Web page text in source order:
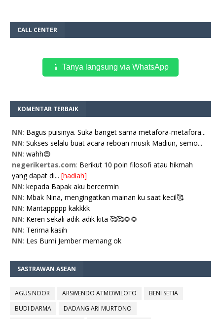
CALL CENTER
📱 Tanya langsung via WhatsApp
KOMENTAR TERBAIK
NN: Bagus puisinya. Suka banget sama metafora-metafora...
NN: Sukses selalu buat acara reboan musik Madiun, semo...
NN: wahh😍
negerikertas.com: Berikut 10 poin filosofi atau hikmah
yang dapat di... [hadiah]
NN: kepada Bapak aku bercermin
NN: Mbak Nina, mengingatkan mainan ku saat kecil🥰
NN: Mantappppp kakkkk
NN: Keren sekali adik-adik kita 🥰🥰🌻🌻
NN: Terima kasih
NN: Les Bumi Jember memang ok
SASTRAWAN ASEAN
AGUS NOOR ARSWENDO ATMOWILOTO
BENI SETIA
BUDI DARMA
DADANG ARI MURTONO